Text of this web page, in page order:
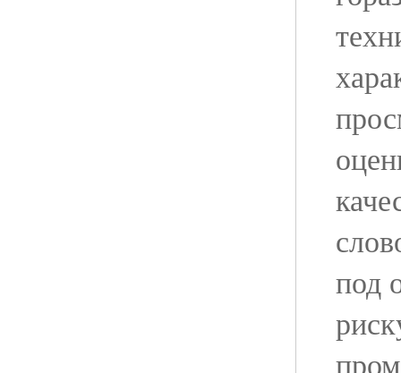
под